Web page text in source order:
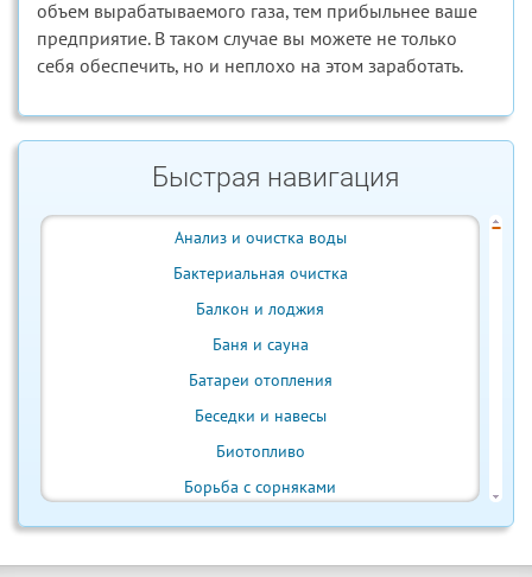
объем вырабатываемого газа, тем прибыльнее ваше
предприятие. В таком случае вы можете не только
себя обеспечить, но и неплохо на этом заработать.
Быстрая навигация
Анализ и очистка воды
Бактериальная очистка
Балкон и лоджия
Баня и сауна
Батареи отопления
Беседки и навесы
Биотопливо
Борьба с сорняками
Бытовая техника